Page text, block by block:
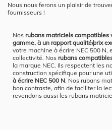
Nous nous ferons un plaisir de
fournisseurs !
Nos rubans matriciels compatibles
gamme, à un rapport qualité/prix
votre machine à écrire NEC 500
collectivité. Nos rubans
la marque NEC. Ils respectent les
construction spécifique pour une
à écrire NEC 500 N. Nos rubans
bon contraste, afin de faciliter la
revendons aussi les rubans